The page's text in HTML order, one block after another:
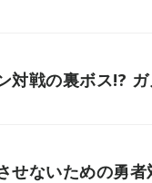
対戦の裏ボス!?
せないための勇者